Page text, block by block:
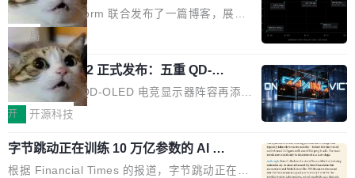
有依赖，没有网络请求。屏幕上每个形状都是 C
anvas 上纯手...
代码但你改不了，改了也刷不进去。 为什么 AO
SP 不够用了 Runarcn 列举了几条他离开 Andro
id 的具体理由： Google Pla...
的 Jira 工单和 Confluence 文档，全程不需要任
何人工审批。 更值得注意的是，这个漏洞在 5
月 23 日就报告给了 Atlassian，两个多月过去
了，公司除了表示"感谢"并分配了一个 case nu
mber 之外，再没有任何实质性回应。Rovo 至
今仍处于漏洞未修复状态。 攻击链路 攻击链并
不复杂。 受害者给 Rovo 提了一个正...
PT-5.6 Sol，成本降到 1/100
Neon 和 Castform 联合发布了一篇博客，展示
了一个惊人的结果：一个 4B 参数的开源模型，
经过 RL 后训练之后，在检索任务上的准确率追
平了 GPT-5.6 Sol，但每次请求的成本只有对方
的 1/100。 具体来说，GPT-5.6 Sol 做一次典型
的多轮搜索请求需要超过 10 秒，端到端成本约
来说，这个速度和成本都"高得让人没法用"。而
4B 开源模型在推理速度上快了几个数量级，成
局
技嘉 GO27Q32 正式发布：五重 QD-OL
ED 面板加持，320Hz 极速与影院级画
面兼得
技嘉科技旗下 QD-OLED 电竞显示器阵容再添旗
舰新作。GO27Q32 将于 2026 年 9 月 15 日正
nta Tandem 五重发光架构为核心，为高端玩家
打造速度与画质不妥协的沉浸体验。 GO27Q32
开 开源科技
字节跳动正在训练 10 万亿参数的 AI 模
型
根据 Financial Times 的报道，字节跳动正在训